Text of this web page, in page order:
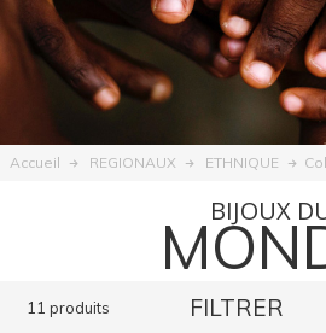
Accueil REGIONAUX ETHNIQUE
BIJOUX
11 produits FILTRER